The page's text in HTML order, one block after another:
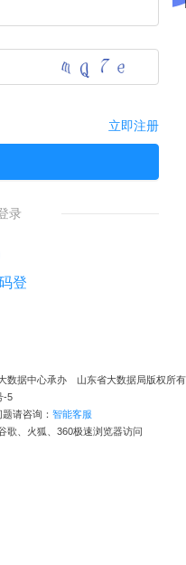
立即注册
录
登
数据中心承办 山东省大数据局版权所有
-5
请咨询： 智能客服
歌、火狐、360极速浏览器访问